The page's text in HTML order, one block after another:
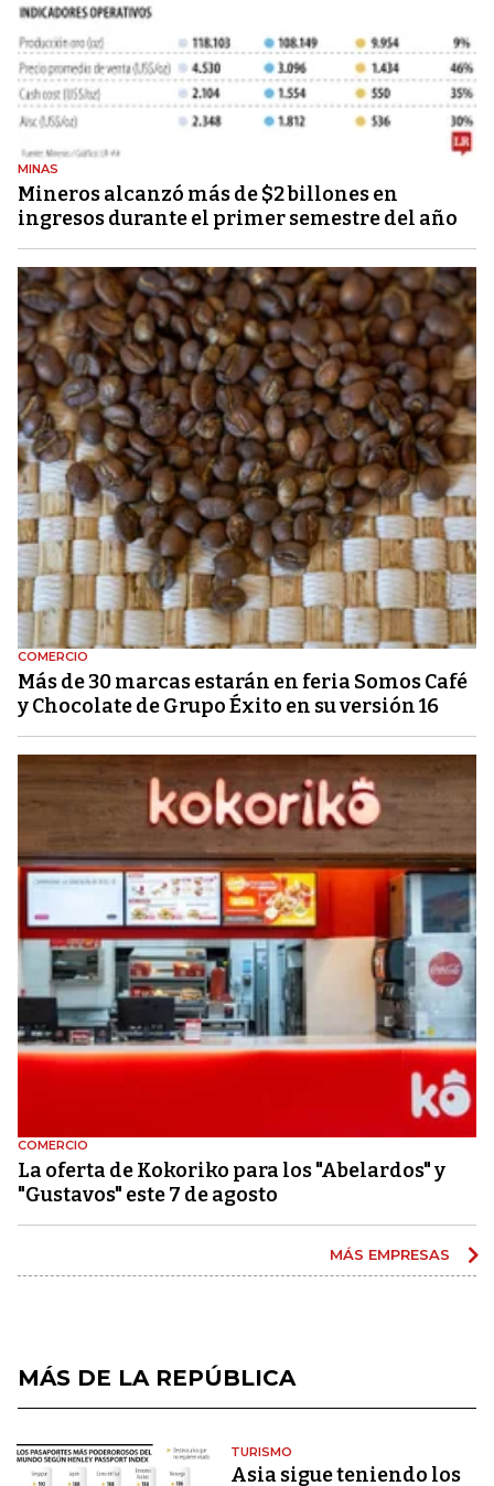
MINAS
Mineros alcanzó más de $2 billones en
ingresos durante el primer semestre del año
COMERCIO
Más de 30 marcas estarán en feria Somos Café
y Chocolate de Grupo Éxito en su versión 16
COMERCIO
La oferta de Kokoriko para los "Abelardos" y
"Gustavos" este 7 de agosto
MÁS EMPRESAS
MÁS DE LA REPÚBLICA
TURISMO
Asia sigue teniendo los